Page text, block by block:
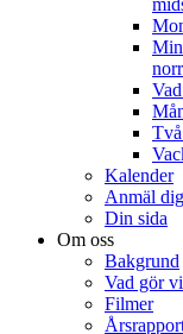
Kalender
Anmäl
Din sida
Om oss
Bakgrund
Vad gör vi
Filmer